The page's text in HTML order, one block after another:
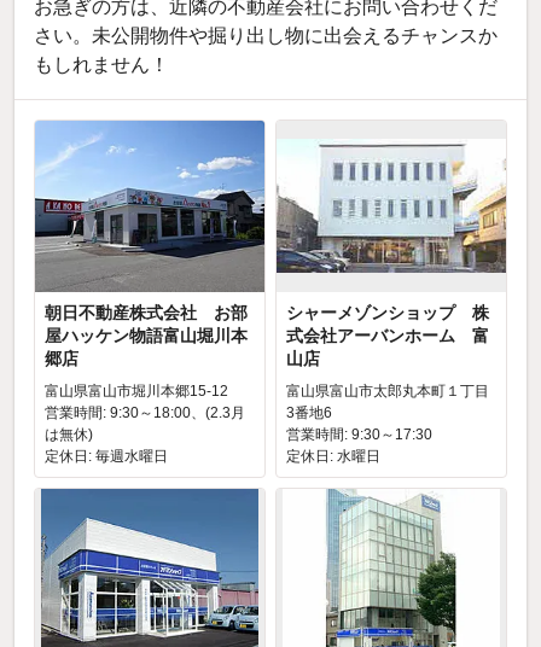
お急ぎの方は、近隣の不動産会社にお問い合わせくだ
さい。未公開物件や掘り出し物に出会えるチャンスか
もしれません！
朝日不動産株式会社 お部
屋ハッケン物語富山堀川本
郷店
富山県富山市堀川本郷15-12
営業時間: 9:30～18:00、(2.3月
は無休)
定休日: 毎週水曜日
シャーメゾンショップ 株
式会社アーバンホーム 富
山店
富山県富山市太郎丸本町１丁目
3番地6
営業時間: 9:30～17:30
定休日: 水曜日